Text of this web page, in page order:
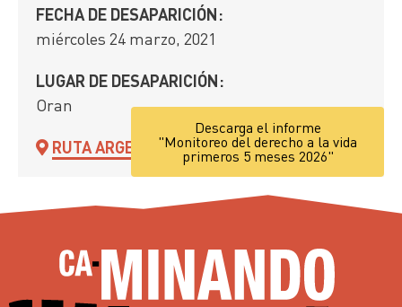
FECHA DE DESAPARICIÓN:
miércoles 24 marzo, 2021
LUGAR DE DESAPARICIÓN:
Oran
RUTA ARGELIA
Descarga el informe
"Monitoreo del derecho a la vida
primeros 5 meses 2026"